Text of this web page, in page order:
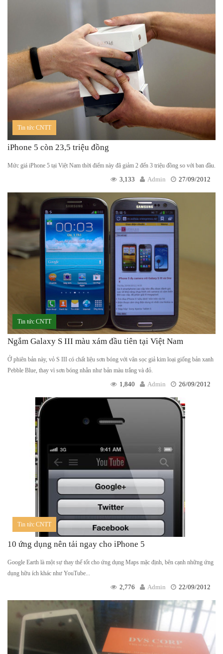
Tin tức CNTT
iPhone 5 còn 23,5 triệu đồng
Mức giá iPhone 5 tại Việt Nam thời điểm này đã giảm 2 đến 3 triệu đồng so với ban đầu.
27/09/2012
Admin
3,133
Tin tức CNTT
Ngắm Galaxy S III màu xám đầu tiên tại Việt Nam
Ở phiên bản này, vỏ S III có chất liệu sơn bóng với vân sọc giả kim loại giống bản xanh
Pebble Blue, thay vì sơn bóng nhẵn như bản màu trắng và đỏ.
26/09/2012
Admin
1,840
Tin tức CNTT
10 ứng dụng nên tải ngay cho iPhone 5
Google Earth là một sự thay thế tốt cho ứng dụng Maps mặc định, bên cạnh những ứng
dụng hữu ích khác như YouTube...
22/09/2012
Admin
2,776